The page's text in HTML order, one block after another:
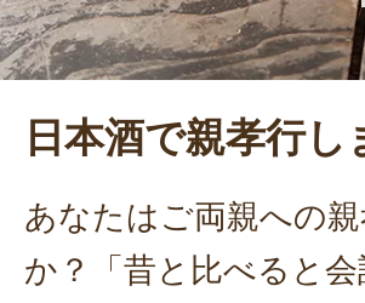
日本酒で親孝行
あなたはご両親への
か？「昔と比べると